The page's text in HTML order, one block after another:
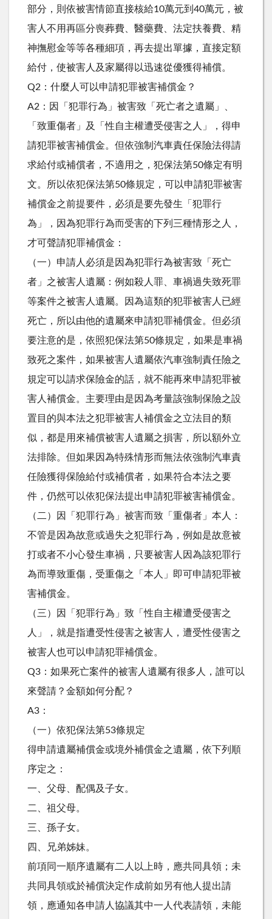
部分，則依被害情節直接核給10萬元到40萬元，被
害人不用再區分喪葬費、醫藥費、法定扶養費、精
神撫慰金等等各種細項，再去提出單據，直接定額
給付，使被害人及家屬得以迅速從優獲得補償。
Q2：什麼人可以申請犯罪被害補償金？
A2：因「犯罪行為」被害致「死亡者之遺屬」、
「致重傷者」及「性自主權遭受侵害之人」，得申
請犯罪被害補償金。但依強制汽車責任保險法得請
求給付或補償者，不適用之，犯保法第50條定有明
文。所以依犯保法第50條規定，可以申請犯罪被害
補償金之前提要件，必須是要先發生「犯罪行
為」，因為犯罪行為而受害的下列三種情形之人，
才可聲請犯罪補償金：
（一）申請人必須是因為犯罪行為被害致「死亡
者」之被害人遺屬：例如殺人罪、車禍過失致死罪
等案件之被害人遺屬。因為這類的犯罪被害人已經
死亡，所以由他的遺屬來申請犯罪補償金。但必須
要注意的是，依照犯保法第50條規定，如果是車禍
致死之案件，如果被害人遺屬依汽車強制責任險之
規定可以請求保險金的話，就不能再來申請犯罪被
害人補償金。主要理由是因為考量該強制保險之設
置目的與本法之犯罪被害人補償金之立法目的類
似，都是用來補償被害人遺屬之損害，所以額外立
法排除。但如果因為特殊情形而無法依強制汽車責
任險獲得保險給付或補償者，如果符合本法之要
件，仍然可以依犯保法提出申請犯罪被害補償金。
（二）因「犯罪行為」被害而致「重傷者」本人：
不管是因為故意或過失之犯罪行為，例如是故意被
打或者不小心發生車禍，只要被害人因為該犯罪行
為而導致重傷，受重傷之「本人」即可申請犯罪被
害補償金。
（三）因「犯罪行為」致「性自主權遭受侵害之
人」，就是指遭受性侵害之被害人，遭受性侵害之
被害人也可以申請犯罪補償金。
Q3：如果死亡案件的被害人遺屬有很多人，誰可以
來聲請？金額如何分配？
A3：
（一）依犯保法第53條規定
得申請遺屬補償金或境外補償金之遺屬，依下列順
序定之：
一、父母、配偶及子女。
二、祖父母。
三、孫子女。
四、兄弟姊妹。
前項同一順序遺屬有二人以上時，應共同具領；未
共同具領或於補償決定作成前如另有他人提出請
領，應通知各申請人協議其中一人代表請領，未能